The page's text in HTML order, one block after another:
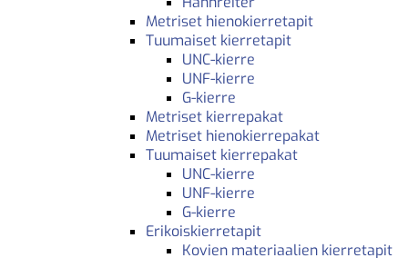
Metriset hienokierretapit
Tuumaiset kierretapit
UNC-kierre
UNF-kierre
G-kierre
Metriset kierrepakat
Metriset hienokierrepakat
Tuumaiset kierrepakat
UNC-kierre
UNF-kierre
G-kierre
Erikoiskierretapit
Kovien materiaalien kierretapit